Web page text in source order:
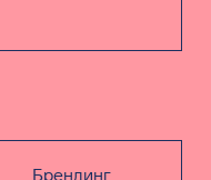
Брендинг